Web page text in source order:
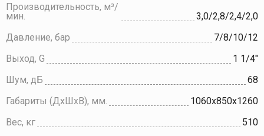
Производительность, м³/
мин.
3,0/2,8/2,4/2,0
Давление, бар
7/8/10/12
Выход, G
1 1/4"
Шум, дБ
68
Габариты (ДхШхВ), мм.
1060х850х1260
Вес, кг
510